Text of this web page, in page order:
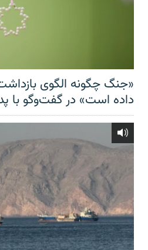
«جنگ چگونه الگوی بازداشت
داده است» در گفت‌وگو با